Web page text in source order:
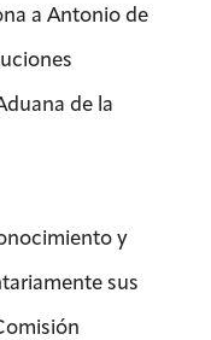
a Antonio de
de la
y
sus